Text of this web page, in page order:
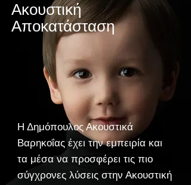
Ακουστική
Αποκατάσταση
Η Δημόπουλος Ακουστικά
Βαρηκοΐας έχει την εμπειρία και
τα μέσα να προσφέρει τις πιο
σύγχρονες λύσεις στην Ακουστική